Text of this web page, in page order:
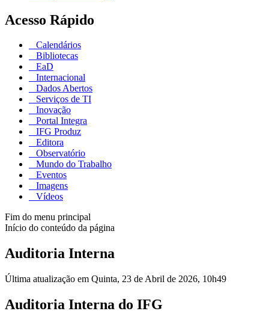
Acesso Rápido
Calendários
Bibliotecas
EaD
Internacional
Dados Abertos
Serviços de TI
Inovação
Portal Integra
IFG Produz
Editora
Observatório
Mundo do Trabalho
Eventos
Imagens
Vídeos
Fim do menu principal
Início do conteúdo da página
Auditoria Interna
Última atualização em Quinta, 23 de Abril de 2026, 10h49
Auditoria Interna do IFG